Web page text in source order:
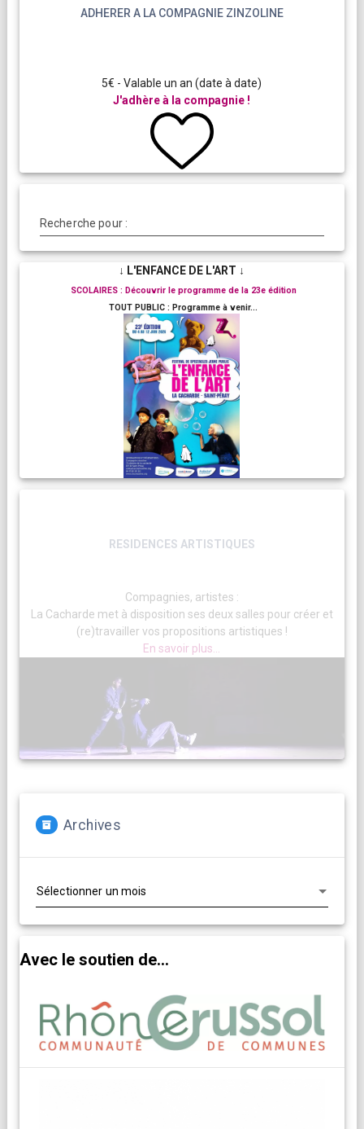
ADHERER A LA COMPAGNIE ZINZOLINE
5€ - Valable un an (date à date)
J'adhère à la compagnie !
Recherche pour :
↓ L'ENFANCE DE L'ART ↓
SCOLAIRES : Découvrir le programme de la 23e édition
TOUT PUBLIC : Programme à venir...
RESIDENCES ARTISTIQUES
Compagnies, artistes :
La Cacharde met à disposition ses deux salles pour créer et
(re)travailler vos propositions artistiques !
En savoir plus...
Archives
Avec le soutien de...